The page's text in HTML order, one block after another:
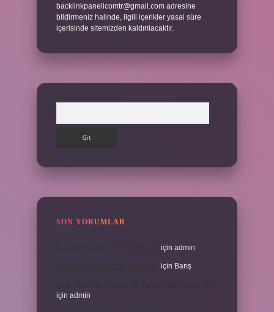
backlinkpanelicomtr@gmail.com adresine
bildirmeniz halinde, ilgili içerikler yasal süre
içerisinde sitemizden kaldırılacaktır.
SON YORUMLAR
için admin
için Barış
için admin